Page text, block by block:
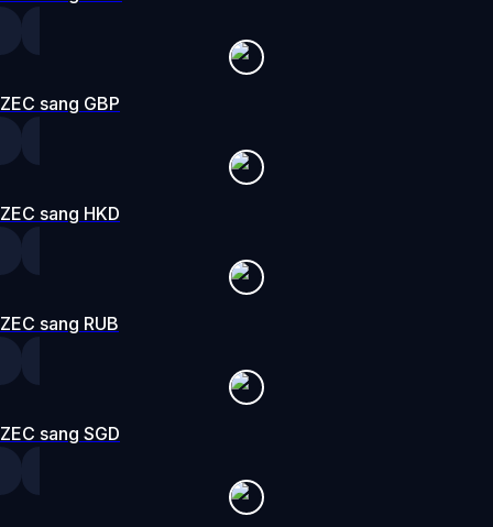
ZEC sang GBP
ZEC sang HKD
ZEC sang RUB
ZEC sang SGD